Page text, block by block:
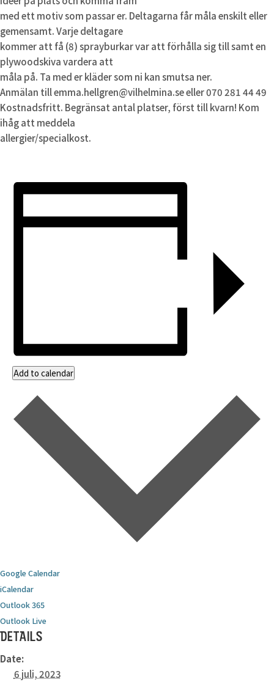
med ett motiv som passar er. Deltagarna får måla enskilt eller
gemensamt. Varje deltagare
kommer att få (8) sprayburkar var att förhålla sig till samt en
plywoodskiva vardera att
måla på. Ta med er kläder som ni kan smutsa ner.
Anmälan till emma.hellgren@vilhelmina.se eller 070 281 44 49
Kostnadsfritt. Begränsat antal platser, först till kvarn! Kom
ihåg att meddela
allergier/specialkost.
Add to calendar
Google Calendar
iCalendar
Outlook 365
Outlook Live
DETAILS
Date:
6 juli, 2023